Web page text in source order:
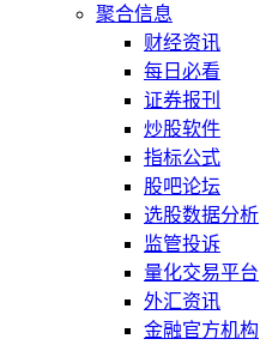
聚合信息
财经资讯
每日必看
证券报刊
炒股软件
指标公式
股吧论坛
选股数据分析
监管投诉
量化交易平台
外汇资讯
金融官方机构